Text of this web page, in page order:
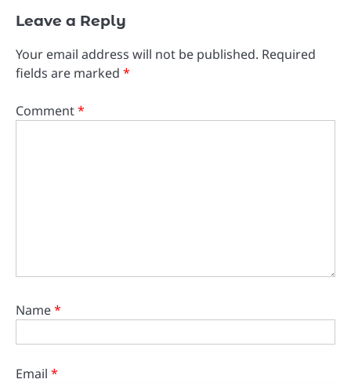
Leave a Reply
Your email address will not be published. Required
fields are marked *
Comment*
Name*
Email *